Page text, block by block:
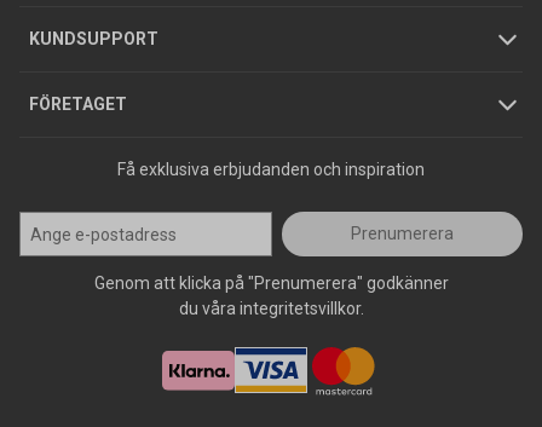
KUNDSUPPORT
Varumärken
FÖRETAGET
Jobba hos oss
Press
Få exklusiva erbjudanden och inspiration
Prenumerera
Genom att klicka på "Prenumerera" godkänner
du våra integritetsvillkor.